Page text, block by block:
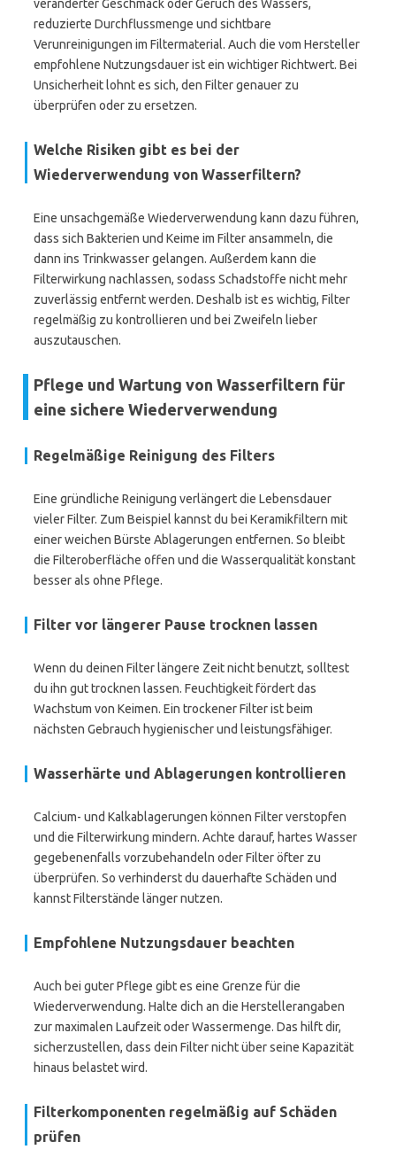
veränderter Geschmack oder Geruch des Wassers,
reduzierte Durchflussmenge und sichtbare
Verunreinigungen im Filtermaterial. Auch die vom Hersteller
empfohlene Nutzungsdauer ist ein wichtiger Richtwert. Bei
Unsicherheit lohnt es sich, den Filter genauer zu
überprüfen oder zu ersetzen.
Welche Risiken gibt es bei der
Wiederverwendung von Wasserfiltern?
Eine unsachgemäße Wiederverwendung kann dazu führen,
dass sich Bakterien und Keime im Filter ansammeln, die
dann ins Trinkwasser gelangen. Außerdem kann die
Filterwirkung nachlassen, sodass Schadstoffe nicht mehr
zuverlässig entfernt werden. Deshalb ist es wichtig, Filter
regelmäßig zu kontrollieren und bei Zweifeln lieber
auszutauschen.
Pflege und Wartung von Wasserfiltern für
eine sichere Wiederverwendung
Regelmäßige Reinigung des Filters
Eine gründliche Reinigung verlängert die Lebensdauer
vieler Filter. Zum Beispiel kannst du bei Keramikfiltern mit
einer weichen Bürste Ablagerungen entfernen. So bleibt
die Filteroberfläche offen und die Wasserqualität konstant
besser als ohne Pflege.
Filter vor längerer Pause trocknen lassen
Wenn du deinen Filter längere Zeit nicht benutzt, solltest
du ihn gut trocknen lassen. Feuchtigkeit fördert das
Wachstum von Keimen. Ein trockener Filter ist beim
nächsten Gebrauch hygienischer und leistungsfähiger.
Wasserhärte und Ablagerungen kontrollieren
Calcium- und Kalkablagerungen können Filter verstopfen
und die Filterwirkung mindern. Achte darauf, hartes Wasser
gegebenenfalls vorzubehandeln oder Filter öfter zu
überprüfen. So verhinderst du dauerhafte Schäden und
kannst Filterstände länger nutzen.
Empfohlene Nutzungsdauer beachten
Auch bei guter Pflege gibt es eine Grenze für die
Wiederverwendung. Halte dich an die Herstellerangaben
zur maximalen Laufzeit oder Wassermenge. Das hilft dir,
sicherzustellen, dass dein Filter nicht über seine Kapazität
hinaus belastet wird.
Filterkomponenten regelmäßig auf Schäden
prüfen